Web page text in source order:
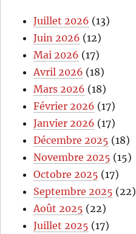
Juillet 2026 (13)
Juin 2026 (12)
Mai 2026 (17)
Avril 2026 (18)
Mars 2026 (18)
Février 2026 (17)
Janvier 2026 (17)
Décembre 2025 (18)
Novembre 2025 (15)
Octobre 2025 (17)
Septembre 2025 (22)
Août 2025 (22)
Juillet 2025 (17)